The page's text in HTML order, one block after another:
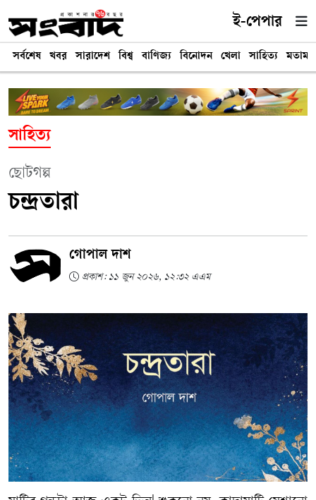
ই-পেপার
সর্বশেষ খবর সারাদেশ বিশ্ব বাণিজ্য বিনোদন খেলা সাহিত্য মতামত
সাহিত্য
ছোটগল্প
চন্দ্রতারা
গোপাল দাশ
প্রকাশ: ১১ জুন ২০২৬, ১২:৩২ এএম